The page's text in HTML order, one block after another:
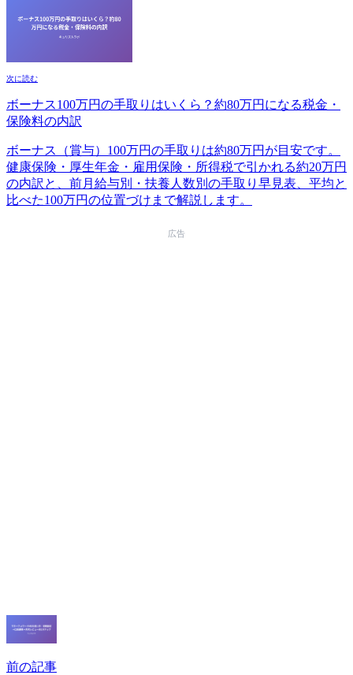
次に読む
ボーナス100万円の手取りはいくら？約80万円になる税金・
保険料の内訳
ボーナス（賞与）100万円の手取りは約80万円が目安です。
健康保険・厚生年金・雇用保険・所得税で引かれる約20万円
の内訳と、前月給与別・扶養人数別の手取り早見表、平均と
比べた100万円の位置づけまで解説します。
広告
前の記事